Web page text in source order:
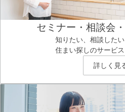
セミナー・相談会
知りたい、相談した
住まい探しのサービ
詳しく見